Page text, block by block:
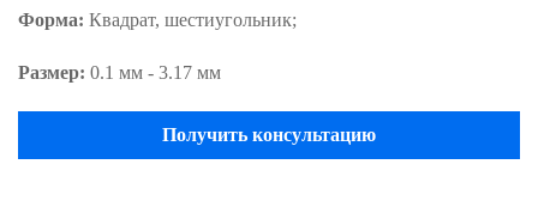
Форма: Квадрат, шестиугольник;
Размер: 0.1 мм - 3.17 мм
Получить консультацию